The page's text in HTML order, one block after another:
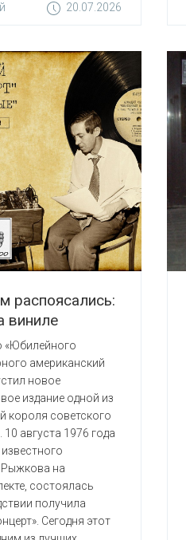
20.07.2026
распоясались:
виниле
«Юбилейного
американский
новое
издание одной из
короля советского
августа 1976 года
Рыжкова на
состоялась
получила
Сегодня этот